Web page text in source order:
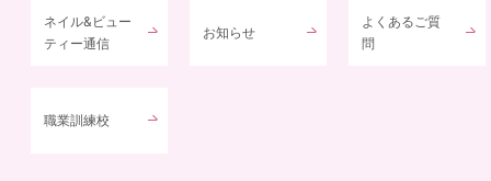
ネイル&ビュー
ティー通信
お知らせ
よくあるご質
問
職業訓練校